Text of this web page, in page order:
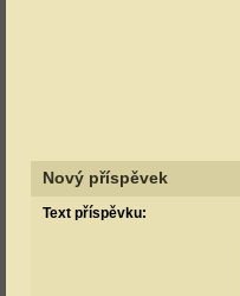
Nový příspěvek
Text příspěvku: